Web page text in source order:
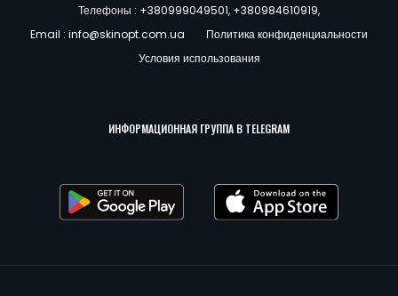
Телефоны : +380999049501, +380984610919,
Email : info@skinopt.com.ua
Политика конфиденциальности
Условия использования
ИНФОРМАЦИОННАЯ ГРУППА В TELEGRAM